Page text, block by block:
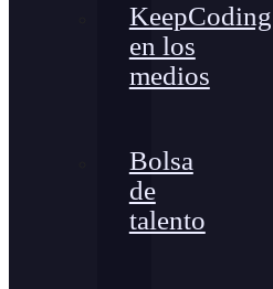
KeepCoding
en los
medios
Bolsa
de
talento